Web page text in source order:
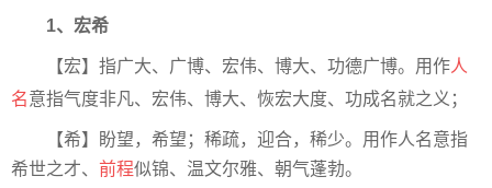
1、宏希
【宏】指广大、广博、宏伟、博大、功德广博。用作人
名意指气度非凡、宏伟、博大、恢宏大度、功成名就之义；
【希】盼望，希望；稀疏，迎合，稀少。用作人名意指
希世之才、 前程似锦、温文尔雅、朝气蓬勃。